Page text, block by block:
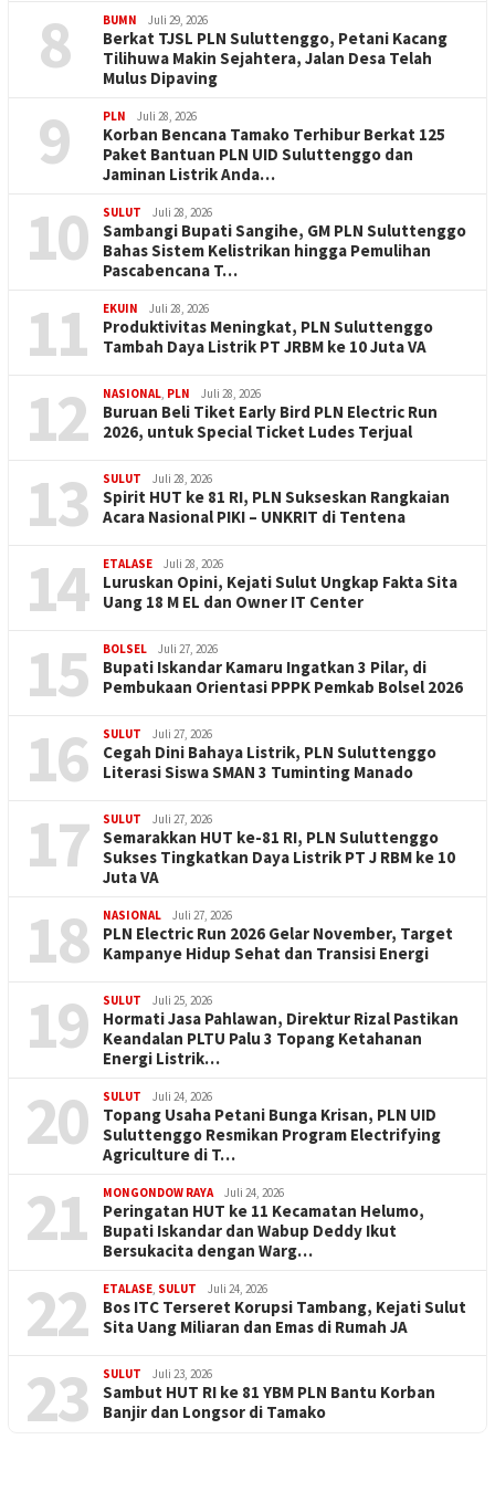
8 BUMN Juli 29, 2026
Berkat TJSL PLN Suluttenggo, Petani Kacang
Tilihuwa Makin Sejahtera, Jalan Desa Telah
Mulus Dipaving
9 PLN Juli 28, 2026
Korban Bencana Tamako Terhibur Berkat 125
Paket Bantuan PLN UID Suluttenggo dan
Jaminan Listrik Anda…
10 SULUT Juli 28, 2026
Sambangi Bupati Sangihe, GM PLN Suluttenggo
Bahas Sistem Kelistrikan hingga Pemulihan
Pascabencana T…
11 EKUIN Juli 28, 2026
Produktivitas Meningkat, PLN Suluttenggo
Tambah Daya Listrik PT JRBM ke 10 Juta VA
12 NASIONAL, PLN Juli 28, 2026
Buruan Beli Tiket Early Bird PLN Electric Run
2026, untuk Special Ticket Ludes Terjual
13 SULUT Juli 28, 2026
Spirit HUT ke 81 RI, PLN Sukseskan Rangkaian
Acara Nasional PIKI – UNKRIT di Tentena
14 ETALASE Juli 28, 2026
Luruskan Opini, Kejati Sulut Ungkap Fakta Sita
Uang 18 M EL dan Owner IT Center
15 BOLSEL Juli 27, 2026
Bupati Iskandar Kamaru Ingatkan 3 Pilar, di
Pembukaan Orientasi PPPK Pemkab Bolsel 2026
16 SULUT Juli 27, 2026
Cegah Dini Bahaya Listrik, PLN Suluttenggo
Literasi Siswa SMAN 3 Tuminting Manado
17 SULUT Juli 27, 2026
Semarakkan HUT ke-81 RI, PLN Suluttenggo
Sukses Tingkatkan Daya Listrik PT J RBM ke 10
Juta VA
18 NASIONAL Juli 27, 2026
PLN Electric Run 2026 Gelar November, Target
Kampanye Hidup Sehat dan Transisi Energi
19 SULUT Juli 25, 2026
Hormati Jasa Pahlawan, Direktur Rizal Pastikan
Keandalan PLTU Palu 3 Topang Ketahanan
Energi Listrik…
20 SULUT Juli 24, 2026
Topang Usaha Petani Bunga Krisan, PLN UID
Suluttenggo Resmikan Program Electrifying
Agriculture di T…
21 MONGONDOW RAYA Juli 24, 2026
Peringatan HUT ke 11 Kecamatan Helumo,
Bupati Iskandar dan Wabup Deddy Ikut
Bersukacita dengan Warg…
22 ETALASE, SULUT Juli 24, 2026
Bos ITC Terseret Korupsi Tambang, Kejati Sulut
Sita Uang Miliaran dan Emas di Rumah JA
23 SULUT Juli 23, 2026
Sambut HUT RI ke 81 YBM PLN Bantu Korban
Banjir dan Longsor di Tamako